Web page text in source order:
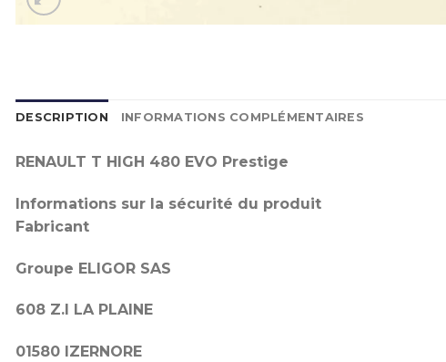
DESCRIPTION INFORMATIONS COMPLÉMENTAIRES
RENAULT T HIGH 480 EVO Prestige
Informations sur la sécurité du produit
Fabricant
Groupe ELIGOR SAS
608 Z.I LA PLAINE
01580 IZERNORE